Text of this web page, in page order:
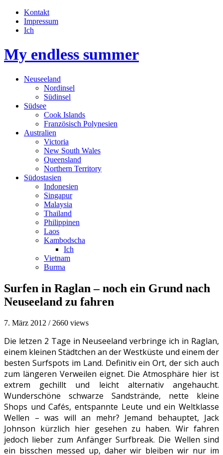
Kontakt
Impressum
Ich
My endless summer
Neuseeland
Nordinsel
Südinsel
Südsee
Cook Islands
Französisch Polynesien
Australien
Victoria
New South Wales
Queensland
Northern Territory
Südostasien
Indonesien
Singapur
Malaysia
Thailand
Philippinen
Laos
Kambodscha
Ich
Vietnam
Burma
Surfen in Raglan – noch ein Grund nach
Neuseeland zu fahren
7. März 2012 /2660 views
Die letzen 2 Tage in Neuseeland verbringe ich in Raglan,
einem kleinen Städtchen an der Westküste und einem der
besten Surfspots im Land. Definitiv ein Ort, der sich auch
zum längeren Verweilen eignet. Die Atmosphäre hier ist
extrem gechillt und leicht alternativ angehaucht.
Wunderschöne schwarze Sandstrände, nette kleine
Shops und Cafés, entspannte Leute und ein Weltklasse
Wellen – was will an mehr? Jemand behauptet, Jack
Johnson kürzlich hier gesehen zu haben. Wir fahren
jedoch lieber zum Anfänger Surfbreak. Die Wellen sind
ein bisschen messed up, daher wir bleiben wir nur im